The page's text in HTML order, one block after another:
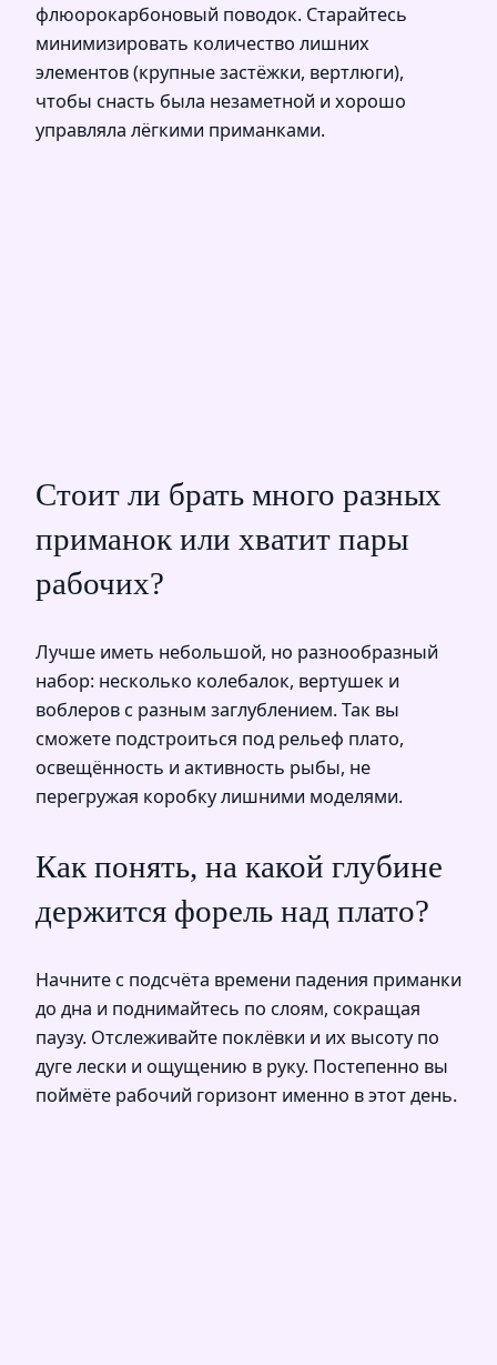
флюорокарбоновый поводок. Старайтесь
минимизировать количество лишних
элементов (крупные застёжки, вертлюги),
чтобы снасть была незаметной и хорошо
управляла лёгкими приманками.
Стоит ли брать много разных
приманок или хватит пары
рабочих?
Лучше иметь небольшой, но разнообразный
набор: несколько колебалок, вертушек и
воблеров с разным заглублением. Так вы
сможете подстроиться под рельеф плато,
освещённость и активность рыбы, не
перегружая коробку лишними моделями.
Как понять, на какой глубине
держится форель над плато?
Начните с подсчёта времени падения приманки
до дна и поднимайтесь по слоям, сокращая
паузу. Отслеживайте поклёвки и их высоту по
дуге лески и ощущению в руку. Постепенно вы
поймёте рабочий горизонт именно в этот день.